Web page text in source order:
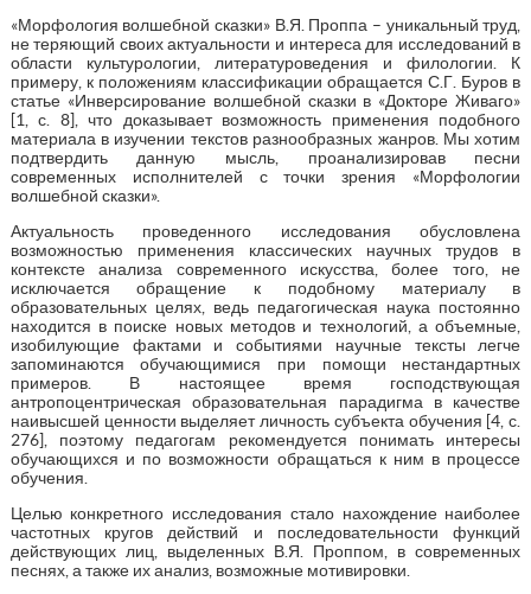
«Морфология волшебной сказки» В.Я. Проппа – уникальный труд,
не теряющий своих актуальности и интереса для исследований в
области культурологии, литературоведения и филологии. К
примеру, к положениям классификации обращается С.Г. Буров в
статье «Инверсирование волшебной сказки в «Докторе Живаго»
[1, с. 8], что доказывает возможность применения подобного
материала в изучении текстов разнообразных жанров. Мы хотим
подтвердить данную мысль, проанализировав песни
современных исполнителей с точки зрения «Морфологии
волшебной сказки».
Актуальность проведенного исследования обусловлена
возможностью применения классических научных трудов в
контексте анализа современного искусства, более того, не
исключается обращение к подобному материалу в
образовательных целях, ведь педагогическая наука постоянно
находится в поиске новых методов и технологий, а объемные,
изобилующие фактами и событиями научные тексты легче
запоминаются обучающимися при помощи нестандартных
примеров. В настоящее время господствующая
антропоцентрическая образовательная парадигма в качестве
наивысшей ценности выделяет личность субъекта обучения [4, с.
276], поэтому педагогам рекомендуется понимать интересы
обучающихся и по возможности обращаться к ним в процессе
обучения.
Целью конкретного исследования стало нахождение наиболее
частотных кругов действий и последовательности функций
действующих лиц, выделенных В.Я. Проппом, в современных
песнях, а также их анализ, возможные мотивировки.